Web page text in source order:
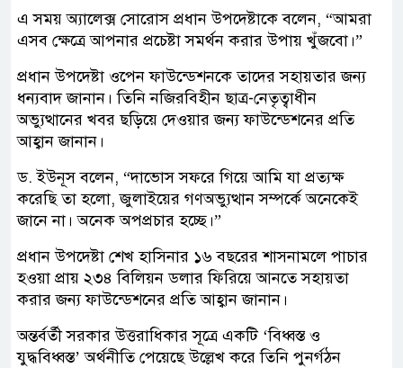
এ সময় অ্যালেক্স সোরোস প্রধান উপদেষ্টাকে বলেন, “আমরা
এসব ক্ষেত্রে আপনার প্রচেষ্টা সমর্থন করার উপায় খুঁজবো।”
প্রধান উপদেষ্টা ওপেন ফাউন্ডেশনকে তাদের সহায়তার জন্য
ধন্যবাদ জানান। তিনি নজিরবিহীন ছাত্র-নেতৃত্বাধীন
অভ্যুত্থানের খবর ছড়িয়ে দেওয়ার জন্য ফাউন্ডেশনের প্রতি
আহ্বান জানান।
ড. ইউনূস বলেন, “দাভোস সফরে গিয়ে আমি যা প্রত্যক্ষ
করেছি তা হলো, জুলাইয়ের গণঅভ্যুত্থান সম্পর্কে অনেকেই
জানে না। অনেক অপপ্রচার হচ্ছে।”
প্রধান উপদেষ্টা শেখ হাসিনার ১৬ বছরের শাসনামলে পাচার
হওয়া প্রায় ২৩৪ বিলিয়ন ডলার ফিরিয়ে আনতে সহায়তা
করার জন্য ফাউন্ডেশনের প্রতি আহ্বান জানান।
অন্তর্বর্তী সরকার উত্তরাধিকার সূত্রে একটি ‘বিধ্বস্ত ও
যুদ্ধবিধ্বস্ত’ অর্থনীতি পেয়েছে উল্লেখ করে তিনি পুনর্গঠন